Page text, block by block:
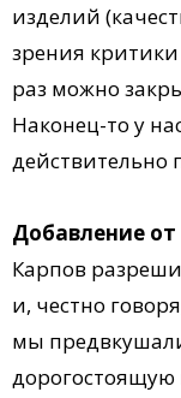
изделий
зрения
раз можно
Наконец-то у
действительно
Добавление от
Карпов
и, честно
мы
дорогостоящую